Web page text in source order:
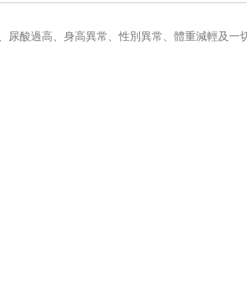
酸過高、身高異常、性別異常、體重減輕及一